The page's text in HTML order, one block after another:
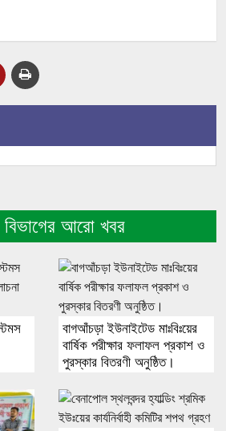
বিভাগের আরো খবর
বাগআঁচড়া ইউনাইটেড মাঃবিঃয়ের
বার্ষিক পরীক্ষার ফলাফল প্রকাশ ও
পুরস্কার বিতরণী অনুষ্ঠিত।